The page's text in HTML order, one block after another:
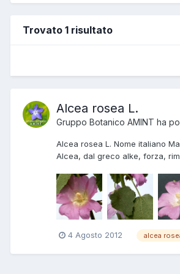
Trovato 1 risultato
Alcea rosea L.
Gruppo Botanico AMINT ha
Alcea rosea L. Nome italiano
Alcea, dal greco alke, forza,
4 Agosto 2012 alcea